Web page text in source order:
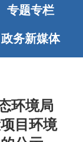
专题专栏
政务新媒体
环境局
目环境